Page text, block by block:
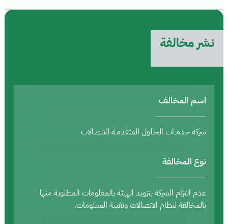
نشر مخالفة
اسم المخالف
شركة خدمــات الحـلول المتقدمـة للاتصالات
نوع المخالفة
عدم التزام الشركة بتزويد الهيئة بالمعلومات المطلوبة منها
بالمخالفة لنظام الاتصالات وتقنية المعلومات.